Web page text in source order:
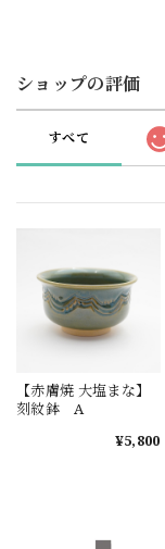
ショップの評価
すべて
【赤膚焼 大塩まな】
刻紋鉢 A
¥5,800